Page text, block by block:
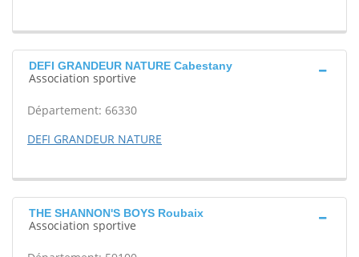
DEFI GRANDEUR NATURE Cabestany
Association sportive
Département: 66330
DEFI GRANDEUR NATURE
THE SHANNON'S BOYS Roubaix
Association sportive